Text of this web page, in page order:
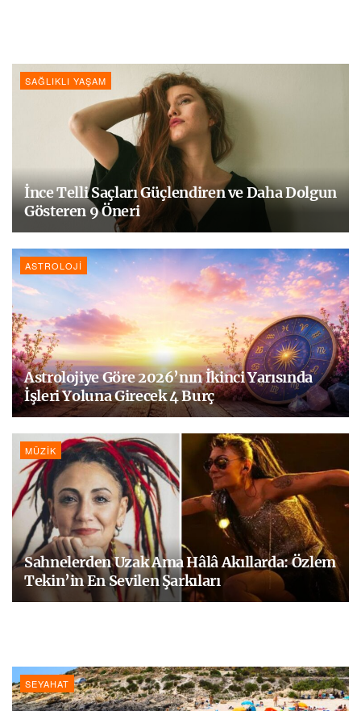
SAĞLIKLI YAŞAM
İnce Telli Saçları Güçlendiren ve Daha Dolgun
Gösteren 9 Öneri
ASTROLOJI
Astrolojiye Göre 2026’nın İkinci Yarısında
İşleri Yoluna Girecek 4 Burç
MÜZIK
Sahnelerden Uzak Ama Hâlâ Akıllarda: Özlem
Tekin’in En Sevilen Şarkıları
SEYAHAT